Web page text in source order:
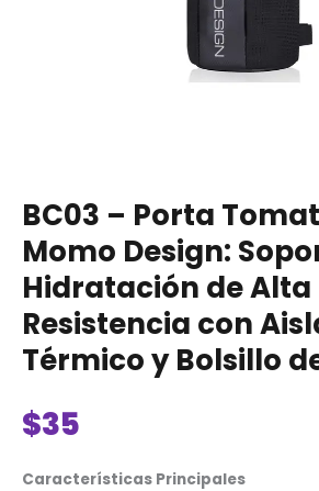
BC03 – Porta
Momo Design:
Hidratación de Alta
Resistencia con
Térmico y Bolsillo
$35
Características Principales